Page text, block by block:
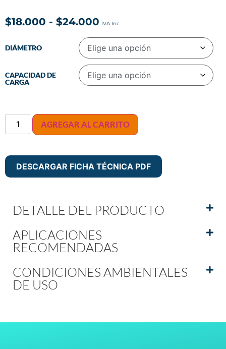
$18.000 - $24.000
DIÁMETRO
CAPACIDAD DE
CARGA
AGREGAR AL CARRITO
DESCARGAR FICHA TÉCNICA PDF
DETALLE DEL PRODUCTO
APLICACIONES
RECOMENDADAS
CONDICIONES AMBIENTALES
DE USO